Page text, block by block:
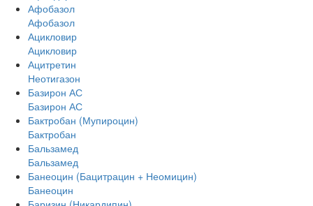
Афобазол
Афобазол
Ацикловир
Ацикловир
Ацитретин
Неотигазон
Базирон АС
Базирон АС
Бактробан (Мупироцин)
Бактробан
Бальзамед
Бальзамед
Банеоцин (Бацитрацин + Неомицин)
Банеоцин